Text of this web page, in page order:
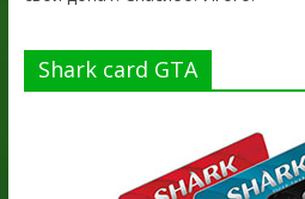
Shark card GTA